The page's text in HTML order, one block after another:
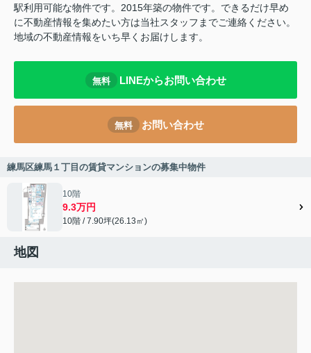
駅利用可能な物件です。2015年築の物件です。できるだけ早め
に不動産情報を集めたい方は当社スタッフまでご連絡ください。
地域の不動産情報をいち早くお届けします。
無料 LINEからお問い合わせ
無料 お問い合わせ
練馬区練馬１丁目の賃貸マンションの募集中物件
10階
9.3万円
10階 / 7.90坪(26.13㎡)
地図